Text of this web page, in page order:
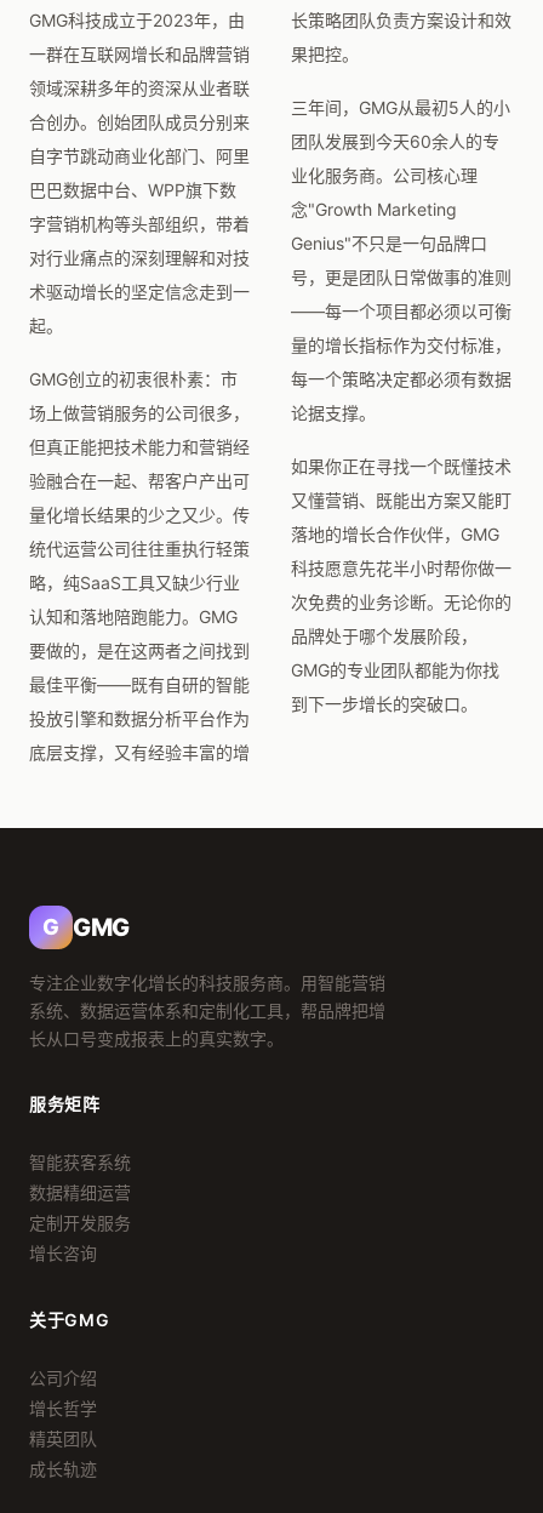
GMG科技成立于2023年，由
一群在互联网增长和品牌营销
领域深耕多年的资深从业者联
合创办。创始团队成员分别来
自字节跳动商业化部门、阿里
巴巴数据中台、WPP旗下数
字营销机构等头部组织，带着
对行业痛点的深刻理解和对技
术驱动增长的坚定信念走到一
起。
GMG创立的初衷很朴素：市
场上做营销服务的公司很多，
但真正能把技术能力和营销经
验融合在一起、帮客户产出可
量化增长结果的少之又少。传
统代运营公司往往重执行轻策
略，纯SaaS工具又缺少行业
认知和落地陪跑能力。GMG
要做的，是在这两者之间找到
最佳平衡——既有自研的智能
投放引擎和数据分析平台作为
底层支撑，又有经验丰富的增
长策略团队负责方案设计和效
果把控。
三年间，GMG从最初5人的小
团队发展到今天60余人的专
业化服务商。公司核心理
念"Growth Marketing
Genius"不只是一句品牌口
号，更是团队日常做事的准则
——每一个项目都必须以可衡
量的增长指标作为交付标准，
每一个策略决定都必须有数据
论据支撑。
如果你正在寻找一个既懂技术
又懂营销、既能出方案又能盯
落地的增长合作伙伴，GMG
科技愿意先花半小时帮你做一
次免费的业务诊断。无论你的
品牌处于哪个发展阶段，
GMG的专业团队都能为你找
到下一步增长的突破口。
G GMG
专注企业数字化增长的科技服务商。用智能营销
系统、数据运营体系和定制化工具，帮品牌把增
长从口号变成报表上的真实数字。
服务矩阵
智能获客系统
数据精细运营
定制开发服务
增长咨询
关于GMG
公司介绍
增长哲学
精英团队
成长轨迹